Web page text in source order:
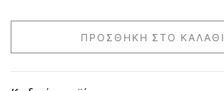
ΠΡΟΣΘΉΚΗ ΣΤΟ ΚΑΛΆΘΙ